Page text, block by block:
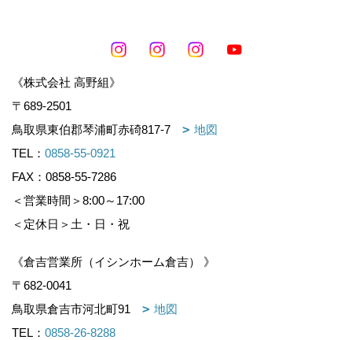
《株式会社 高野組》
〒689-2501
鳥取県東伯郡琴浦町赤碕817-7
地図
TEL： 0858-55-0921
FAX：0858-55-7286
＜営業時間＞8:00～17:00
＜定休日＞土・日・祝
《倉吉営業所（イシンホーム倉吉） 》
〒682-0041
鳥取県倉吉市河北町91
地図
TEL： 0858-26-8288